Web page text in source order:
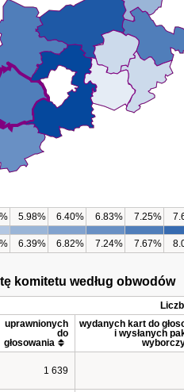
5.98% 6.40% 6.83% 7.25%
6.39% 6.82% 7.24% 7.67%
komitetu według obwodów
uprawnionych
do
głosowania
wydanych kart do
i wysłanych
1 639